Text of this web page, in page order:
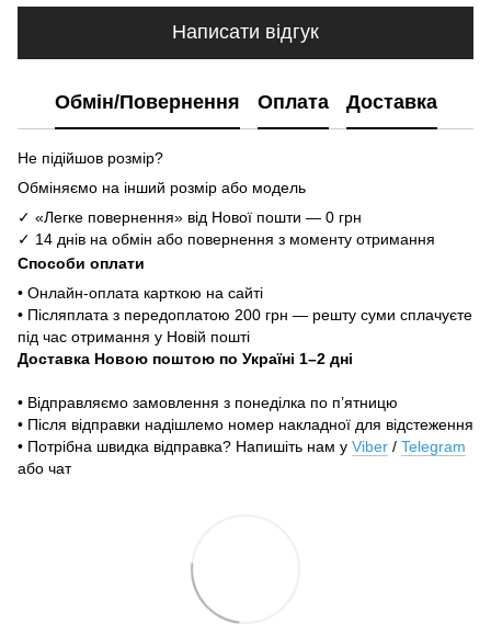
Написати відгук
Обмін/Повернення Оплата Доставка
Не підійшов розмір?
Обміняємо на інший розмір або модель
✓ «Легке повернення» від Нової пошти — 0 грн
✓ 14 днів на обмін або повернення з моменту отримання
Способи оплати
• Онлайн-оплата карткою на сайті
• Післяплата з передоплатою 200 грн — решту суми сплачуєте
під час отримання у Новій пошті
Доставка Новою поштою по Україні 1–2 дні
• Відправляємо замовлення з понеділка по п’ятницю
• Після відправки надішлемо номер накладної для відстеження
• Потрібна швидка відправка? Напишіть нам у Viber / Telegram
або чат